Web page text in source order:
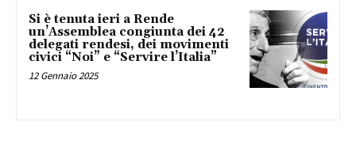
Si è tenuta ieri a Rende
un’Assemblea congiunta dei 42
delegati rendesi, dei movimenti
civici “Noi” e “Servire l’Italia”
12 Gennaio 2025